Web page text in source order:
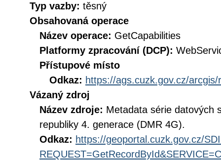
Typ vazby: těsný
Obsahovaná operace
Název operace: GetCapabilities
Platformy zpracování (DCP):
Přístupové místo
Odkaz: https://ags.cuzk.gov.cz/
Vázaný zdroj
Název zdroje: Metadata série datových
republiky 4. generace (DMR 4G).
Odkaz: https://geoportal.cuzk.gov.cz/